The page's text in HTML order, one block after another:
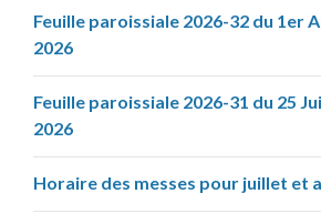
Feuille paroissiale 2026-32 du 1er
2026
Feuille paroissiale 2026-31 du 25
2026
Horaire des messes pour juillet et